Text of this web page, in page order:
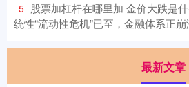
5 股票加杠杆在哪里加 金价大跌是
统性“流动性危机”已至，金融体系正崩
最新文章